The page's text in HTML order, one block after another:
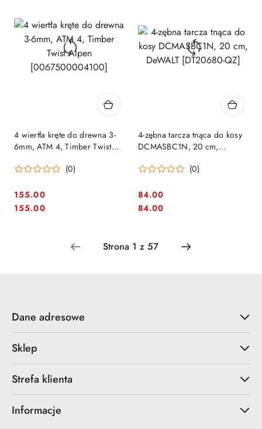
4 wiertła kręte do drewna 3-
6mm, ATM 4, Timber Twist
(0)
Cena:
155.00
Cena:
155.00
4-zębna tarcza tnąca do kosy
DCMASBC1N, 20 cm,
(0)
Cena:
84.00
Cena:
84.00
Dane adresowe
Sklep
Strefa klienta
Informacje